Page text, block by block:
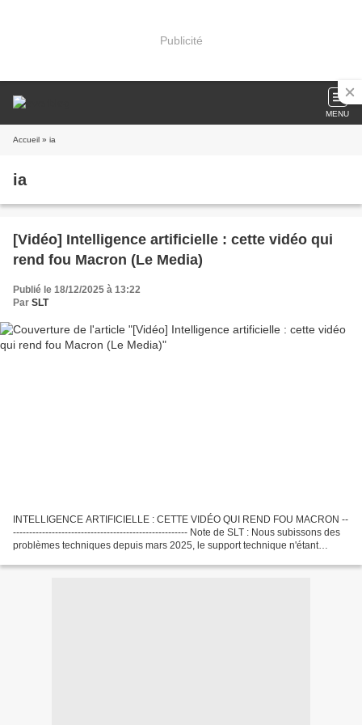
Publicité
MENU
Accueil » ia
ia
[Vidéo] Intelligence artificielle : cette vidéo qui
rend fou Macron (Le Media)
Publié le 18/12/2025 à 13:22
Par SLT
INTELLIGENCE ARTIFICIELLE : CETTE VIDÉO QUI REND FOU MACRON --
------------------------------------------------------ Note de SLT : Nous subissons des
problèmes techniques depuis mars 2025, le support technique n'étant